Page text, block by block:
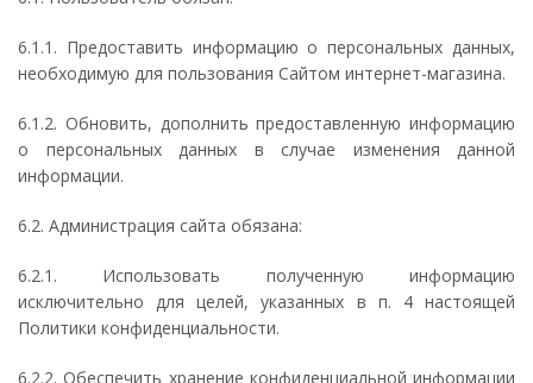
6.1.1. Предоставить информацию о персональных данных,
необходимую для пользования Сайтом интернет-магазина.
6.1.2. Обновить, дополнить предоставленную информацию
о персональных данных в случае изменения данной
информации.
6.2. Администрация сайта обязана:
6.2.1. Использовать полученную информацию
исключительно для целей, указанных в п. 4 настоящей
Политики конфиденциальности.
6.2.2. Обеспечить хранение конфиденциальной информации